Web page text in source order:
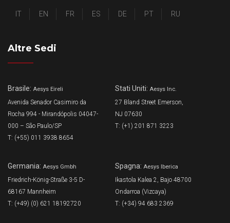
IT EN FR ES DE PT RU
Altre Sedi
Brasile: Aesys Eireli
Avenida Senador Casimiro da
Rocha 994 - Mirandópolis 04047-
000 – São Paulo/SP
T: (+55) 011 3938 8654
Stati Uniti: Aesys Inc.
27 Bland Street Emerson,
NJ 07630
T: (+1) 201 871 3223
Germania: Aesys Gmbh
Friedrich-König-Straße 3-5 D-
68167 Mannheim
T: (+49) (0) 621 18192720
Spagna: Aesys Iberica
Ikastola Kalea 2, Bajo 48700
Ondarroa (Vizcaya)
T: (+34) 94 683 2369